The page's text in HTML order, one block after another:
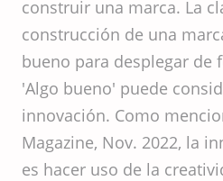
construir una marca. La
construcción de una
bueno para desplegar de
'Algo bueno' puede
innovación. Como
Magazine, Nov. 2022, la
es hacer uso de la